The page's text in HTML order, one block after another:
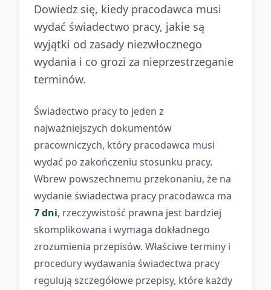
Dowiedz się, kiedy pracodawca musi
wydać świadectwo pracy, jakie są
wyjątki od zasady niezwłocznego
wydania i co grozi za nieprzestrzeganie
terminów.
Świadectwo pracy to jeden z
najważniejszych dokumentów
pracowniczych, który pracodawca musi
wydać po zakończeniu stosunku pracy.
Wbrew powszechnemu przekonaniu, że na
wydanie świadectwa pracy pracodawca ma
7 dni, rzeczywistość prawna jest bardziej
skomplikowana i wymaga dokładnego
zrozumienia przepisów. Właściwe terminy i
procedury wydawania świadectwa pracy
regulują szczegółowe przepisy, które każdy